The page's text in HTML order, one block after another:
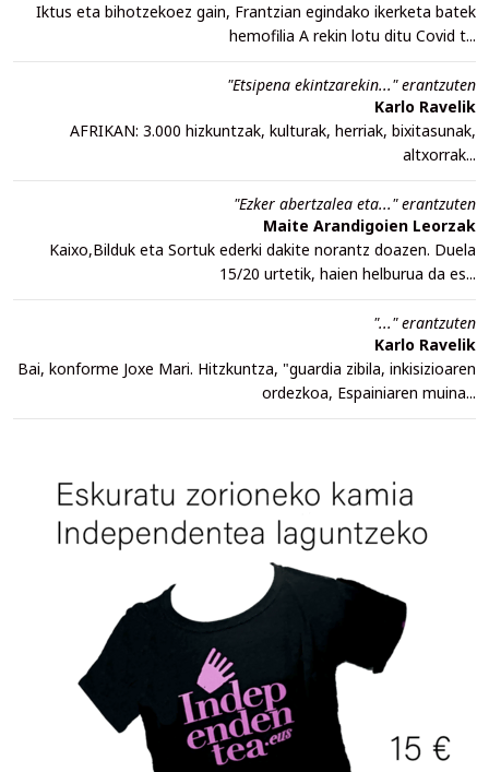
Iktus eta bihotzekoez gain, Frantzian egindako ikerketa batek
hemofilia A rekin lotu ditu Covid t...
"Etsipena ekintzarekin..." erantzuten
Karlo Ravelik
AFRIKAN: 3.000 hizkuntzak, kulturak, herriak, bixitasunak,
altxorrak...
"Ezker abertzalea eta..." erantzuten
Maite Arandigoien Leorzak
Kaixo,Bilduk eta Sortuk ederki dakite norantz doazen. Duela
15/20 urtetik, haien helburua da es...
"..." erantzuten
Karlo Ravelik
Bai, konforme Joxe Mari. Hitzkuntza, "guardia zibila, inkisizioaren
ordezkoa, Espainiaren muina...